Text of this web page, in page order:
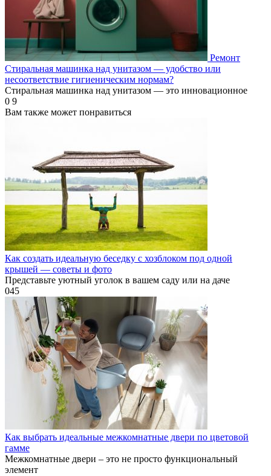
Ремонт
Стиральная машинка над унитазом — удобство или
несоответствие гигиеническим нормам?
Стиральная машинка над унитазом — это инновационное
0 9
Вам также может понравиться
Как создать идеальную беседку с хозблоком под одной
крышей — советы и фото
Представьте уютный уголок в вашем саду или на даче
045
Как выбрать идеальные межкомнатные двери по цветовой
гамме
Межкомнатные двери – это не просто функциональный
элемент